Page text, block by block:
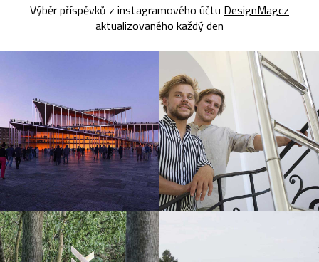
Výběr příspěvků z instagramového účtu DesignMagcz
aktualizovaného každý den